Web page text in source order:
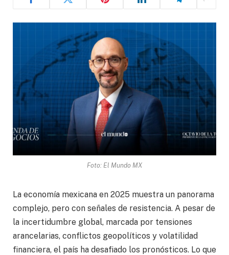
Foto: El Mundo MX
La economía mexicana en 2025 muestra un panorama
complejo, pero con señales de resistencia. A pesar de
la incertidumbre global, marcada por tensiones
arancelarias, conflictos geopolíticos y volatilidad
financiera, el país ha desafiado los pronósticos. Lo que